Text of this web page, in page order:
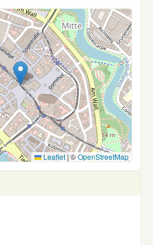
Leaflet|©OpenStreetMap